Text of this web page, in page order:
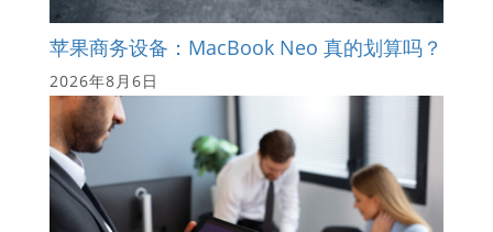
苹果商务设备：MacBook Neo 真的划算吗？
2026年8月6日